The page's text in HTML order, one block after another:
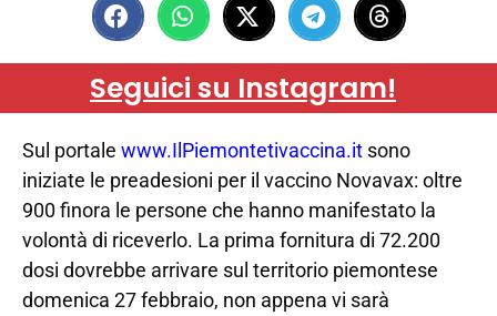
Seguici su Instagram!
Sul portale www.IlPiemontetivaccina.it sono
iniziate le preadesioni per il vaccino Novavax: oltre
900 finora le persone che hanno manifestato la
volontà di riceverlo. La prima fornitura di 72.200
dosi dovrebbe arrivare sul territorio piemontese
domenica 27 febbraio, non appena vi sarà